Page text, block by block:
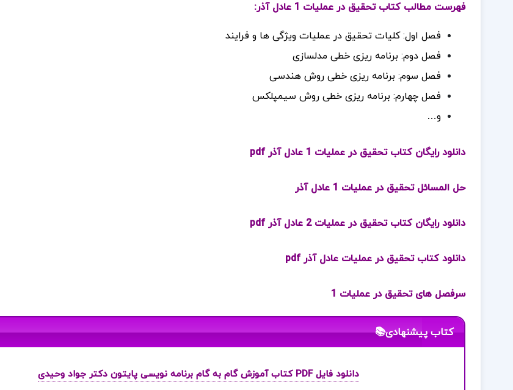
فهرست مطالب کتاب تحقیق در عملیات 1 عادل آذر:
فصل اول: کلیات تحقیق در عملیات ویژگی ها و فرایند
فصل دوم: برنامه ریزی خطی مدلسازی
فصل سوم: برنامه ریزی خطی روش هندسی
فصل چهارم: برنامه ریزی خطی روش سیمپلکس
و…
دانلود رایگان کتاب تحقیق در عملیات 1 عادل آذر pdf
حل المسائل تحقیق در عملیات 1 عادل آذر
دانلود رایگان کتاب تحقیق در عملیات 2 عادل آذر pdf
دانلود کتاب تحقیق در عملیات عادل آذر pdf
سرفصل های تحقیق در عملیات 1
کتاب پیشنهادی📚
دانلود فایل PDF کتاب آموزش گام به گام برنامه نویسی پایتون دکتر جواد وحیدی